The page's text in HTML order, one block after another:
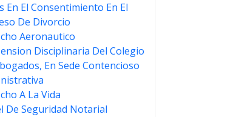
En El Consentimiento En El
De Divorcio
Aeronautico
Disciplinaria Del Colegio
En Sede Contencioso
A La Vida
De Seguridad Notarial